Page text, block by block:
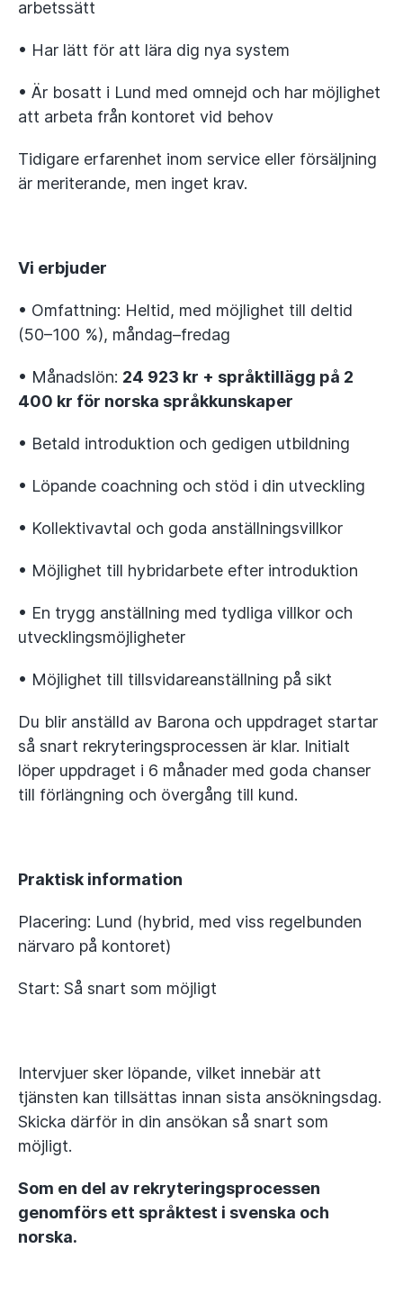
arbetssätt
• Har lätt för att lära dig nya system
• Är bosatt i Lund med omnejd och har möjlighet
att arbeta från kontoret vid behov
Tidigare erfarenhet inom service eller försäljning
är meriterande, men inget krav.
Vi erbjuder
• Omfattning: Heltid, med möjlighet till deltid
(50–100 %), måndag–fredag
• Månadslön: 24 923 kr + språktillägg på 2
400 kr för norska språkkunskaper
• Betald introduktion och gedigen utbildning
• Löpande coachning och stöd i din utveckling
• Kollektivavtal och goda anställningsvillkor
• Möjlighet till hybridarbete efter introduktion
• En trygg anställning med tydliga villkor och
utvecklingsmöjligheter
• Möjlighet till tillsvidareanställning på sikt
Du blir anställd av Barona och uppdraget startar
så snart rekryteringsprocessen är klar. Initialt
löper uppdraget i 6 månader med goda chanser
till förlängning och övergång till kund.
Praktisk information
Placering: Lund (hybrid, med viss regelbunden
närvaro på kontoret)
Start: Så snart som möjligt
Intervjuer sker löpande, vilket innebär att
tjänsten kan tillsättas innan sista ansökningsdag.
Skicka därför in din ansökan så snart som
möjligt.
Som en del av rekryteringsprocessen
genomförs ett språktest i svenska och
norska.